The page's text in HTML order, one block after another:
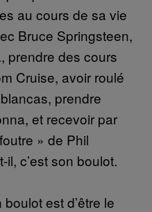
au cours de sa vie
Bruce Springsteen,
prendre des cours
Cruise, avoir roulé
prendre
et recevoir par
» de Phil
c’est son boulot.
est d’être le